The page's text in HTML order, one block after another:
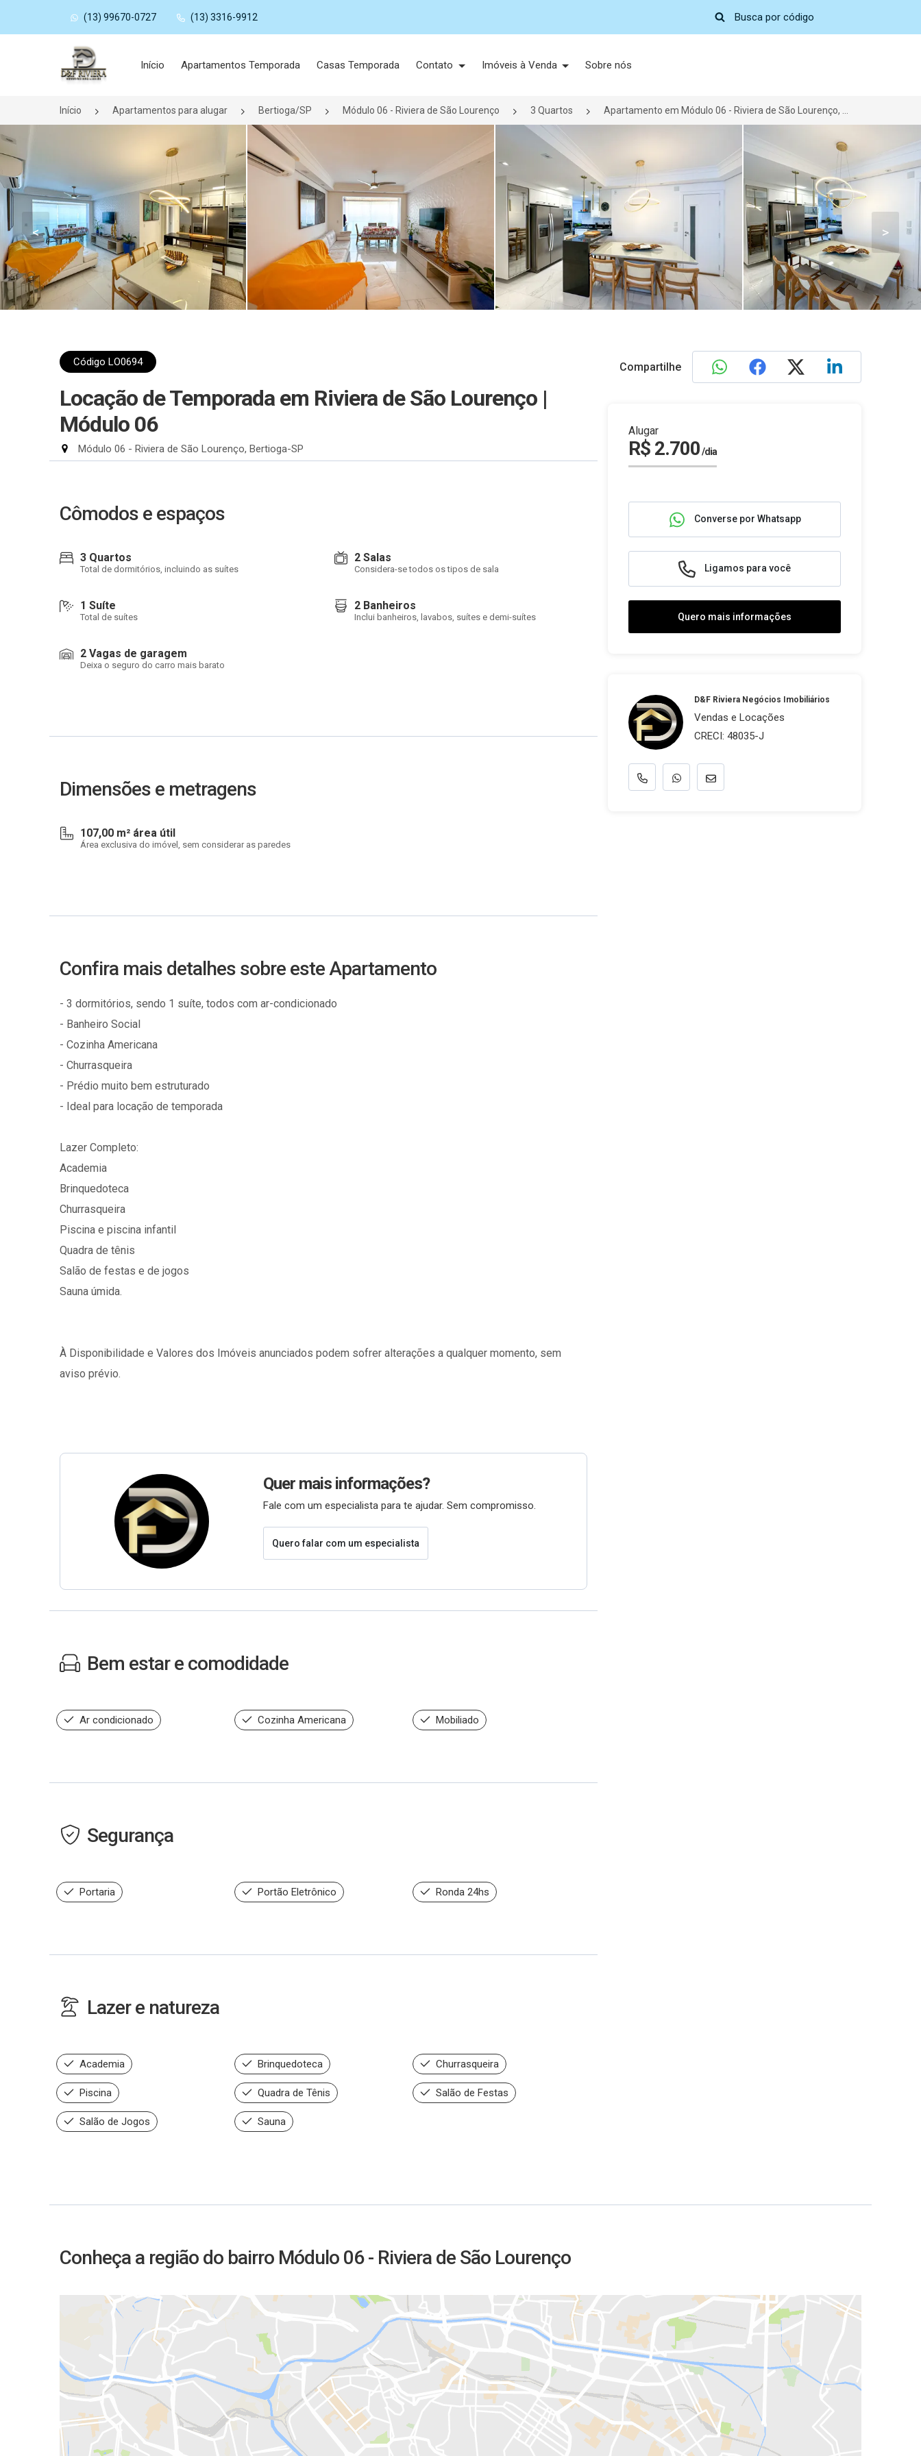
(13) 99670-0727 (13) 3316-9912
Página inicial
Início Apartamentos Temporada Casas Temporada Contato Imóveis à Venda Sobre nós
Início Apartamentos para alugar Bertioga/SP Módulo 06 - Riviera de São Lourenço 3 Quartos
< >
Código LO0694
Locação de Temporada em Riviera de São Lourenço |
Módulo 06
Módulo 06 - Riviera de São Lourenço, Bertioga-SP
Cômodos e espaços
3 Quartos
Total de dormitórios, incluindo as suítes
2 Salas
Considera-se todos os tipos de sala
1 Suíte
Total de suítes
2 Banheiros
Inclui banheiros, lavabos, suítes e demi-suítes
2 Vagas de garagem
Deixa o seguro do carro mais barato
Dimensões e metragens
107,00 m² área útil
Área exclusiva do imóvel, sem considerar as paredes
Confira mais detalhes sobre este Apartamento
- 3 dormitórios, sendo 1 suíte, todos com ar-condicionado
- Banheiro Social
- Cozinha Americana
- Churrasqueira
- Prédio muito bem estruturado
- Ideal para locação de temporada
Lazer Completo:
Academia
Brinquedoteca
Churrasqueira
Piscina e piscina infantil
Quadra de tênis
Salão de festas e de jogos
Sauna úmida.
À Disponibilidade e Valores dos Imóveis anunciados podem sofrer alterações a qualquer momento, sem
aviso prévio.
Quer mais informações?
Fale com um especialista para te ajudar. Sem compromisso.
Quero falar com um especialista
Bem estar e comodidade
Ar condicionado Cozinha Americana Mobiliado
Segurança
Portaria Portão Eletrônico Ronda 24hs
Lazer e natureza
Academia Brinquedoteca Churrasqueira
Piscina Quadra de Tênis Salão de Festas
Salão de Jogos Sauna
Compartilhe
Alugar
R$ 2.700/dia
Converse por Whatsapp
Ligamos para você
Quero mais informações
D&F Riviera Negócios Imobiliários
Vendas e Locações
CRECI: 48035-J
Conheça a região do bairro Módulo 06 - Riviera de São Lourenço